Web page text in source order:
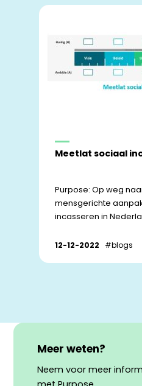
Meetlat sociaal
Purpose: Op weg
mensgerichte
incasseren in
12-12-2022 #blogs
Meer weten?
Neem voor meer